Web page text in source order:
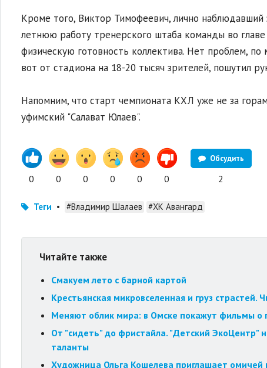
Кроме того, Виктор Тимофеевич, лично
летнюю работу тренерского штаба команды во
физическую готовность коллектива. Нет проблем,
вот от стадиона на 18-20 тысяч зрителей, пошутил
Напомним, что старт чемпионата КХЛ уже не за
уфимский "Салават Юлаев".
0 0 0 0 0 0
Обсудить
2
Теги • #Владимир Шалаев #ХК Авангард
Читайте также
Смакуем лето с барной картой
Крестьянская микровселенная и груз
Меняют облик мира: в Омске покажут фильмы о
От "сидеть" до фристайла. "Детский ЭкоЦентр"
таланты
Художница Ольга Кошелева приглашает омичей